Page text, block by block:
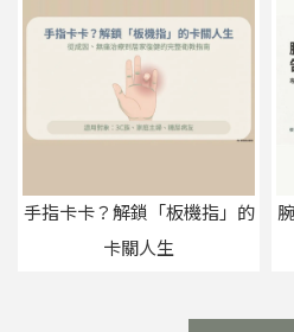
手指卡卡？解鎖「板機指」的
卡關人生